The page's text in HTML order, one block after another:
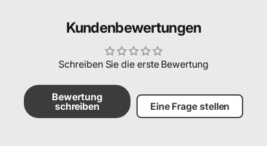
Kundenbewertungen
Schreiben Sie die erste Bewertung
Bewertung
schreiben
Eine Frage stellen